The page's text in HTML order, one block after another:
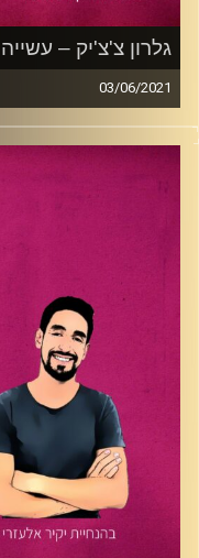
האזינו לפרק שייתן
שלכם בצורה חכמה יותר!
טיפ ממרינה- מצאו
והבינו את נקודות
למסע מבחינה
גלרון צ'צ'יק –
03/06/2021
בפרק זה מארח יקיר את
במסלול Business and Data Analytics
עסקים ליכולות
במקביל, גלרון הוא
– פרויקט
לעסקים קטנים
משבר הקורונה. גלרון
הליווי העסקי ומה
לעומס מהלימודים.
בפרק תוכלו לשמוע על
שיתופי הפעולה
הציוות.
גלרון משתף אותנו
שעבר בשירות
עם משברים ולמידה
למחויבויות.